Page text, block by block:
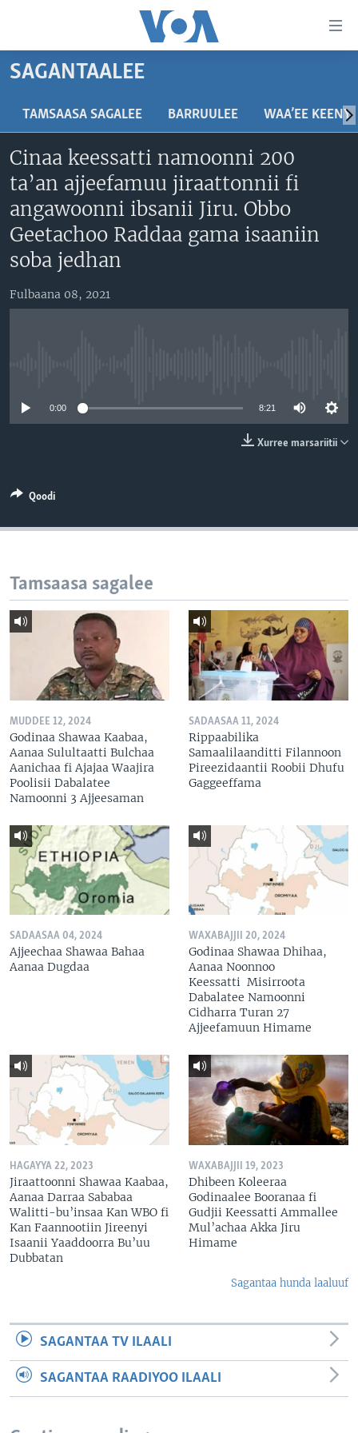
seenan
gabaasaatti
fuula
ijootti
deebi'i
Gara
barbaadduutti
cehi
ITOOPHIYAA|EERTIRAA
ADDUNYAA
VIIDIYOO
VOA60 AFRIKAA
VOA60 AMEERIKAA
VOA60 ADDUNYAA
Learning English
NU HORDOFAA
SAGANTAALEE
TAMSAASA SAGALEE BARRUULEE WAA’EE KEENYA
Cinaa keessatti namoonni 200
ta’an ajjeefamuu jiraattonnii fi
angawoonni ibsanii Jiru. Obbo
Geetachoo Raddaa gama isaaniin
soba jedhan
Fulbaana 08, 2021
0:00 8:21
Xurree marsariitii
Qoodi
Tamsaasa sagalee
MUDDEE 12, 2024
Godinaa Shawaa Kaabaa,
Aanaa Sulultaatti Bulchaa
Aanichaa fi Ajajaa Waajira
Poolisii Dabalatee
Namoonni 3 Ajjeesaman
SADAASAA 11, 2024
Rippaabilika
Samaalilaanditti Filannoon
Pireezidaantii Roobii Dhufu
Gaggeeffama
SADAASAA 04, 2024
Ajjeechaa Shawaa Bahaa
Aanaa Dugdaa
WAXABAJJII 20, 2024
Godinaa Shawaa Dhihaa,
Aanaa Noonnoo
Keessatti Misirroota
Dabalatee Namoonni
Cidharra Turan 27
Ajjeefamuun Himame
HAGAYYA 22, 2023
Jiraattoonni Shawaa Kaabaa,
Aanaa Darraa Sababaa
Walitti-bu’insaa Kan WBO fi
Kan Faannootiin Jireenyi
Isaanii Yaaddoorra Bu’uu
Dubbatan
WAXABAJJII 19, 2023
Dhibeen Koleeraa
Godinaalee Booranaa fi
Gudjii Keessatti Ammallee
Mul’achaa Akka Jiru
Himame
Sagantaa hunda laaluuf
SAGANTAA TV ILAALI
SAGANTAA RAADIYOO ILAALI